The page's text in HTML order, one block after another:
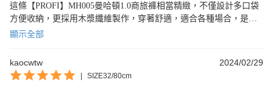
這條【PROFI】MH005曼哈頓1.0商旅褲相當精緻，不僅設計多口袋
方便收納，更採用木漿纖維製作，穿著舒適，適合各種場合，是紳
士必備的機能褲款。強烈推薦！
顯示全部
kaocwtw 2024/02/29
| SIZE32/80cm